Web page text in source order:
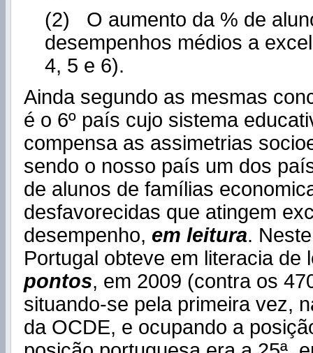
(2) O aumento da % de
desempenhos médios a
4, 5 e 6).
Ainda segundo as mesmas
é o 6º país cujo sistema
compensa as assimetrias
sendo o nosso país um dos
de alunos de famílias
desfavorecidas que atingem
desempenho, em leitura.
Portugal obteve em literacia de
pontos, em 2009 (contra os
situando-se pela primeira vez,
da OCDE, e ocupando a